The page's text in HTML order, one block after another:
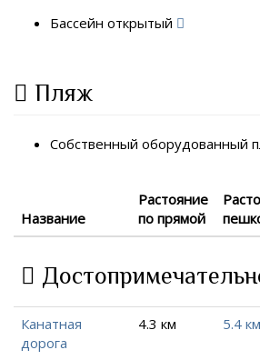
Бассейн открытый
Пляж
Собственный оборудованный
Название
Растояние
по прямой
Канатная
дорога
4.3 км 5.4 км